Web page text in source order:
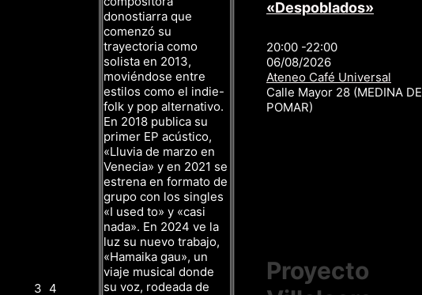
3 4
donostiarra que
comenzó su
trayectoria como
solista en 2013,
moviéndose entre
estilos como el indie-
folk y pop alternativo.
En 2018 publica su
primer EP acústico,
«Lluvia de marzo en
Venecia» y en 2021 se
estrena en formato de
grupo con los singles
«I used to» y «casi
nada». En 2024 ve la
luz su nuevo trabajo,
«Hamaika gau», un
viaje musical donde
su voz, rodeada de
«Despoblados»
20:00 -22:00
06/08/2026
Ateneo Café Universal
Calle Mayor 28 (MEDINA DE
POMAR)
Proyecto